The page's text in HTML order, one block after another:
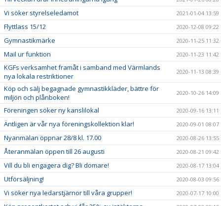
Vi söker styrelseledamot 2021-01-04 13:59
Flyttlass 15/12 2020-12-08 09:22
Gymnastikmärke 2020-11-25 11:32
Mail ur funktion 2020-11-23 11:42
KGFs verksamhet framåt i samband med Värmlands
nya lokala restriktioner
2020-11-13 08:39
Köp och sälj begagnade gymnastikkläder, bättre för
miljön och plånboken!
2020-10-26 14:09
Föreningen söker ny kanslilokal 2020-09-16 13:11
Äntligen är vår nya föreningskollektion klar! 2020-09-01 08:07
Nyanmälan öppnar 28/8 kl. 17.00 2020-08-26 13:55
Återanmälan öppen till 26 augusti 2020-08-21 09:42
Vill du bli engagera dig? Bli domare! 2020-08-17 13:04
Utförsäljning! 2020-08-03 09:56
Vi söker nya ledarstjärnor till våra grupper! 2020-07-17 10:00